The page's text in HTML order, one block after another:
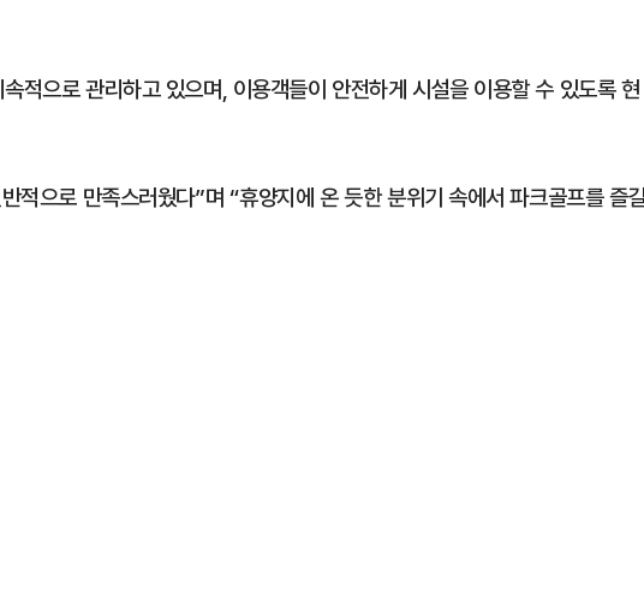
적으로 관리하고 있으며, 이용객들이 안전하게 시설을 이용할 수 있도록 현
적으로 만족스러웠다”며 “휴양지에 온 듯한 분위기 속에서 파크골프를 즐